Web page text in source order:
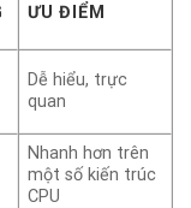
ƯU ĐIỂM
Dễ hiểu, trực
quan
Nhanh hơn trên
một số kiến trúc
CPU